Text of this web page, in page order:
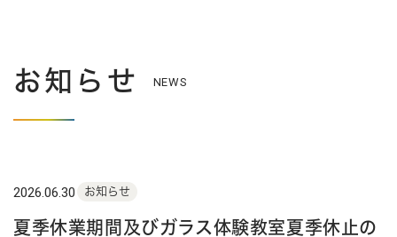
お知らせ NEWS
2026.06.30 お知らせ
夏季休業期間及びガラス体験教室夏季休止の